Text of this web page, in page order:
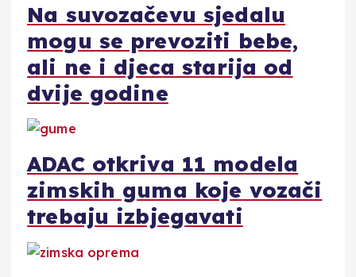
Na suvozačevu sjedalu
mogu se prevoziti bebe,
ali ne i djeca starija od
dvije godine
ADAC otkriva 11 modela
zimskih guma koje vozači
trebaju izbjegavati